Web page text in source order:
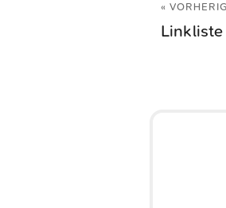
«
Linkliste